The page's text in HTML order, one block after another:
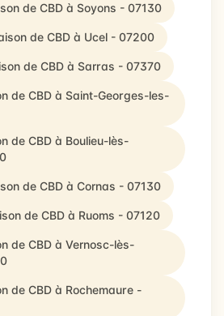
de CBD à Soyons - 07130
de CBD à Ucel - 07200
de CBD à Sarras - 07370
de CBD à Saint-Georges-les-
de CBD à Boulieu-lès-
de CBD à Cornas - 07130
de CBD à Ruoms - 07120
de CBD à Vernosc-lès-
de CBD à Rochemaure -